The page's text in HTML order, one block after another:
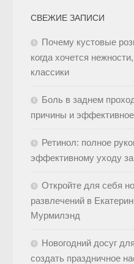
СВЕЖИЕ ЗАПИСИ
Почему кустовые
когда хочется
классики
Боль в заднем
причины и
Ретинол: полное
эффективному уходу
Откройте для себя
развлечений в
Мурмилэнд
Новогодний досуг
создать праздничное